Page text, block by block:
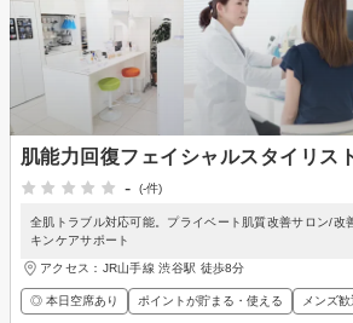
肌能力回復フェイシャルスタイリス
-
(-件)
全肌トラブル対応可能。プライベート肌質改善サロン/改
キンケアサポート
アクセス：JR山手線 渋谷駅 徒歩8分
◎ 本日空席あり ポイントが貯まる・使える メンズ歓